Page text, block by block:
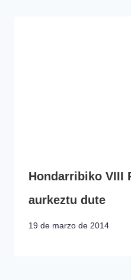
Hondarribiko VIII
aurkeztu dute
19 de marzo de 2014